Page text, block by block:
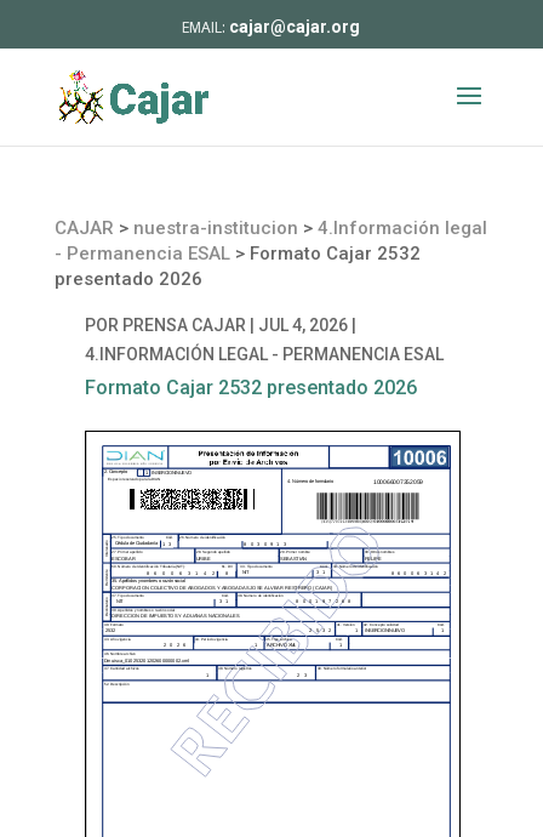
cajar@cajar.org
CAJAR > nuestra-institucion > 4.Información legal
- Permanencia ESAL> Formato Cajar 2532
presentado 2026
POR PRENSA CAJAR JUL 4, 2026|
4.INFORMACIÓN LEGAL - PERMANENCIA ESAL
Formato Cajar 2532 presentado 2026